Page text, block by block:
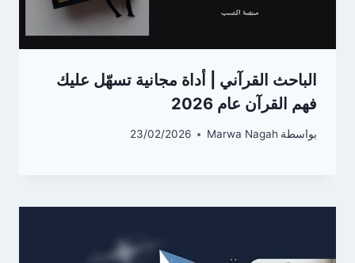
الباحث القرآني | أداة مجانية تسهّل عليك
فهم القرآن عام 2026
بواسطة Marwa Nagah
23/02/2026